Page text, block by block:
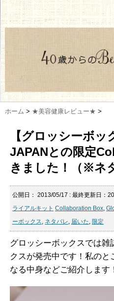
ホーム > ★美容健康レビュー★ >
【グロッシーボッ
JAPANとの限定
きました！（※ネ
公開日： 2013/05/17 : 最終更新日：
ライアルキット Collaboration Box,
ーボックス, ネタバレ, 届いた, 限定
グロッシーボックスでは雑
クスが発売中です！私の
なる中身などご紹介します